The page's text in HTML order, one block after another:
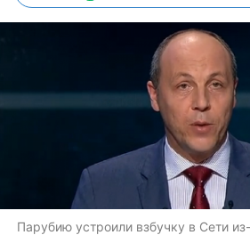
Парубию устроили взбучку в Сети